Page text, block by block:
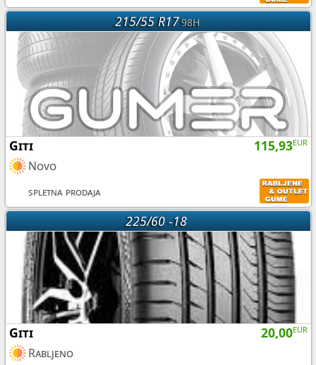
215/55 R1798H
115,93EUR
Giti
Novo
spletna prodaja
225/60 -18
20,00EUR
Giti
Rabljeno